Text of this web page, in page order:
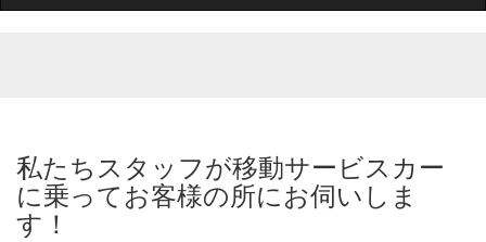
私たちスタッフが移動サービスカー
に乗ってお客様の所にお伺いしま
す！